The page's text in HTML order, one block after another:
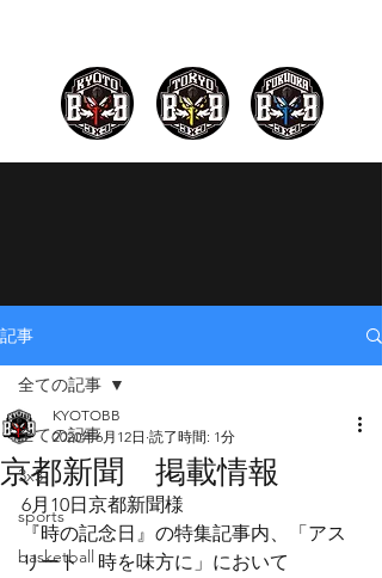
記事
全ての記事
3x3
sports
basketball
全ての記事
京都新聞 掲載情報
KYOTOBB
2020年6月12日 読了時間: 1分
6月10日京都新聞様
『時の記念日』の特集記事内、「アス
リート　時を味方に」において